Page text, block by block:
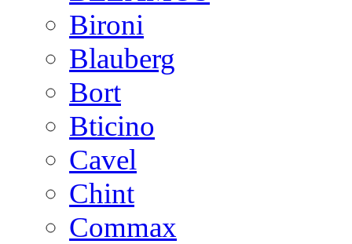
Bironi
Blauberg
Bort
Bticino
Cavel
Chint
Commax